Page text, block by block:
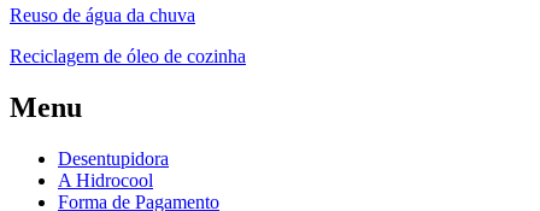
Reuso de água da chuva
Reciclagem de óleo de cozinha
Menu
Desentupidora
A Hidrocool
Forma de Pagamento